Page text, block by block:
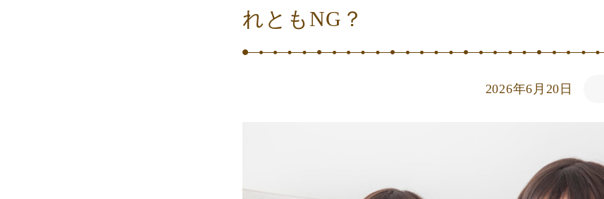
れともNG？
2026年6月20日